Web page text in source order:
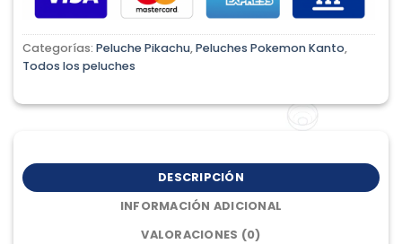
Categorías: Peluche Pikachu,Peluches Pokemon Kanto,
Todos los peluches
DESCRIPCIÓN
INFORMACIÓN ADICIONAL
VALORACIONES (0)